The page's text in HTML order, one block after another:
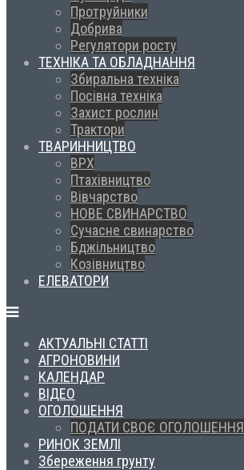
Протруйники
Добрива
Регулятори росту
ТЕХНІКА ТА ОБЛАДНАННЯ
Збиральна техніка
Посівна техніка
Захист рослин
Трактори
ТВАРИННИЦТВО
ВРХ
Птахівництво
Вівчарство
НОВЕ СВИНАРСТВО
Сучасне свинарство
Бджільництво
Козівництво
ЕЛЕВАТОРИ
АКТУАЛЬНІ СТАТТІ
АГРОНОВИНИ
КАЛЕНДАР
ВІДЕО
ОГОЛОШЕННЯ
ПОДАТИ СВОЄ ОГОЛОШЕННЯ
РИНОК ЗЕМЛІ
Збереження грунту